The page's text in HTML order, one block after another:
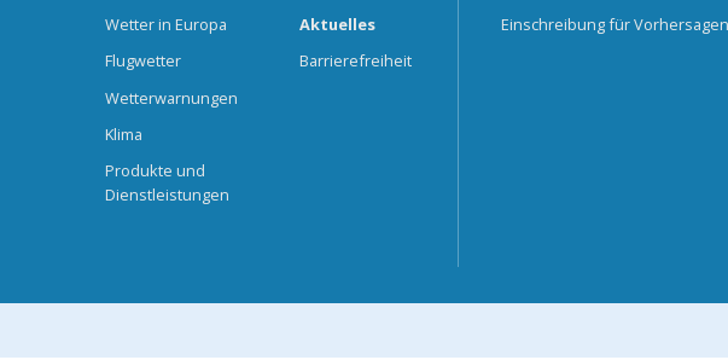
Wetter in Europa
Flugwetter
Wetterwarnungen
Klima
Produkte und
Dienstleistungen
Aktuelles
Barrierefreiheit
Einschreibung für